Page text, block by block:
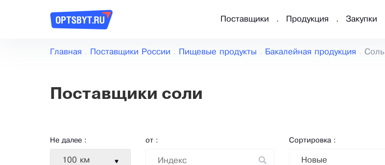
Поставщики Продукция Закупки
Главная Поставщики России Пищевые продукты Бакалейная продукция Соль
Поставщики соли
Не далее :
100 км
от : Сортировка :
Новые